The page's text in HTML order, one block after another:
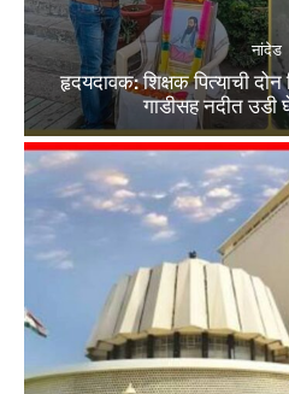
नांदेड
हृदयदावक: शिक्षक पित्याची
गाडीसह नदीत